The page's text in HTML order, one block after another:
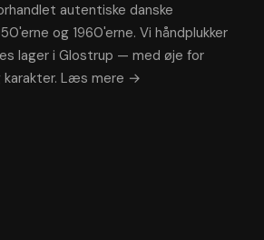
autentiske danske
og 1960'erne. Vi håndplukker
lager i Glostrup — med øje for
Læs mere →